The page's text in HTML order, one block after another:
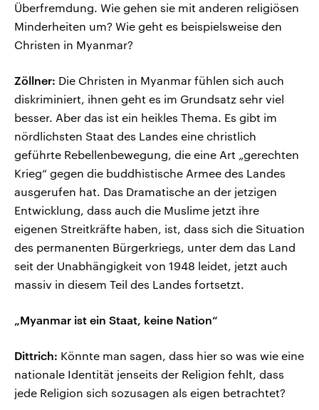
Überfremdung. Wie gehen sie mit anderen religiösen
Minderheiten um? Wie geht es beispielsweise den
Christen in Myanmar?
Zöllner: Die Christen in Myanmar fühlen sich auch
diskriminiert, ihnen geht es im Grundsatz sehr viel
besser. Aber das ist ein heikles Thema. Es gibt im
nördlichsten Staat des Landes eine christlich
geführte Rebellenbewegung, die eine Art „gerechten
Krieg“ gegen die buddhistische Armee des Landes
ausgerufen hat. Das Dramatische an der jetzigen
Entwicklung, dass auch die Muslime jetzt ihre
eigenen Streitkräfte haben, ist, dass sich die Situation
des permanenten Bürgerkriegs, unter dem das Land
seit der Unabhängigkeit von 1948 leidet, jetzt auch
massiv in diesem Teil des Landes fortsetzt.
„Myanmar ist ein Staat, keine Nation“
Dittrich: Könnte man sagen, dass hier so was wie eine
nationale Identität jenseits der Religion fehlt, dass
jede Religion sich sozusagen als eigen betrachtet?